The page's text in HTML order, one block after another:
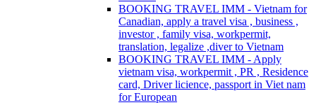
BOOKING TRAVEL IMM - Vietnam for
Canadian, apply a travel visa , business ,
investor , family visa, workpermit,
translation, legalize ,diver to Vietnam
BOOKING TRAVEL IMM - Apply
vietnam visa, workpermit , PR , Residence
card, Driver licience, passport in Viet nam
for European